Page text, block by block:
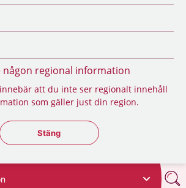
någon regional information
att du inte ser regionalt innehåll
som gäller just din region.
Stäng regionsväljaren
Stäng